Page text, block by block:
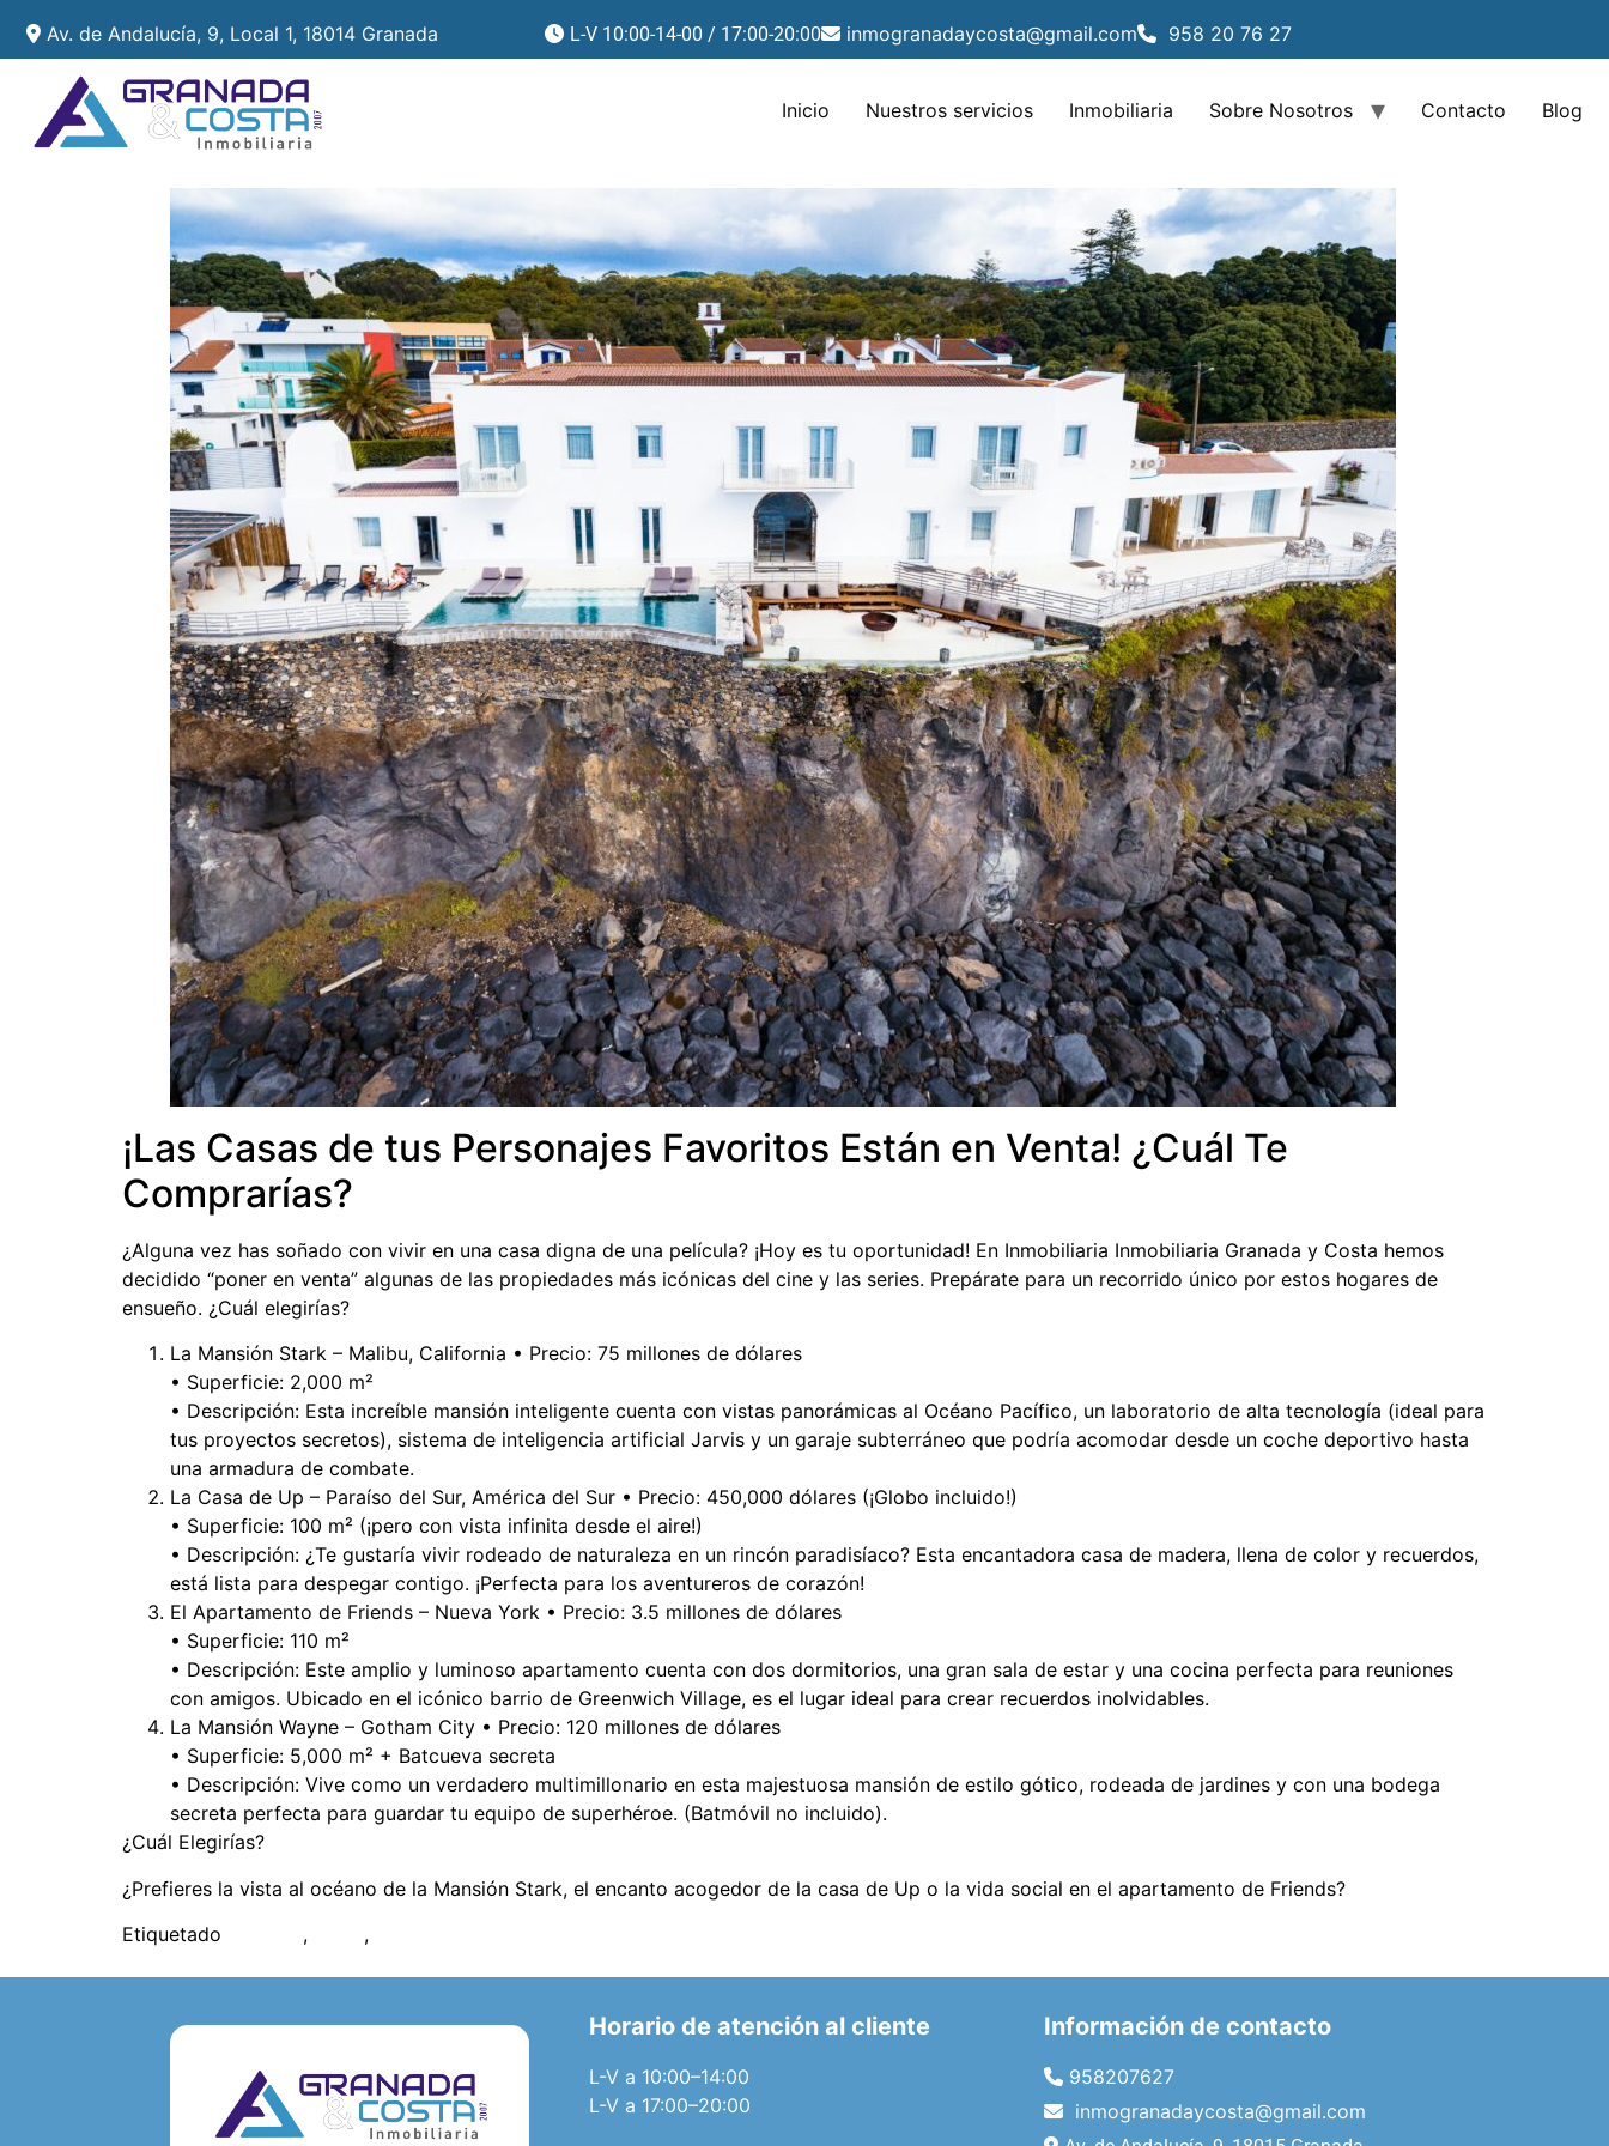
Av. de Andalucía, 9, Local 1, 18014 Granada L-V 10:00-14-00 / 17:00-20:00 inmogranadaycosta@gmail.com 958 20 76 27
Inicio Nuestros servicios Inmobiliaria Sobre Nosotros Contacto Blog
¡Las Casas de tus Personajes Favoritos Están en Venta! ¿Cuál Te
Comprarías?
¿Alguna vez has soñado con vivir en una casa digna de una película? ¡Hoy es tu oportunidad! En Inmobiliaria Inmobiliaria Granada y Costa hemos
decidido “poner en venta” algunas de las propiedades más icónicas del cine y las series. Prepárate para un recorrido único por estos hogares de
ensueño. ¿Cuál elegirías?
La Mansión Stark – Malibu, California • Precio: 75 millones de dólares
• Superficie: 2,000 m²
• Descripción: Esta increíble mansión inteligente cuenta con vistas panorámicas al Océano Pacífico, un laboratorio de alta tecnología (ideal para
tus proyectos secretos), sistema de inteligencia artificial Jarvis y un garaje subterráneo que podría acomodar desde un coche deportivo hasta
una armadura de combate.
La Casa de Up – Paraíso del Sur, América del Sur • Precio: 450,000 dólares (¡Globo incluido!)
• Superficie: 100 m² (¡pero con vista infinita desde el aire!)
• Descripción: ¿Te gustaría vivir rodeado de naturaleza en un rincón paradisíaco? Esta encantadora casa de madera, llena de color y recuerdos,
está lista para despegar contigo. ¡Perfecta para los aventureros de corazón!
El Apartamento de Friends – Nueva York • Precio: 3.5 millones de dólares
• Superficie: 110 m²
• Descripción: Este amplio y luminoso apartamento cuenta con dos dormitorios, una gran sala de estar y una cocina perfecta para reuniones
con amigos. Ubicado en el icónico barrio de Greenwich Village, es el lugar ideal para crear recuerdos inolvidables.
La Mansión Wayne – Gotham City • Precio: 120 millones de dólares
• Superficie: 5,000 m² + Batcueva secreta
• Descripción: Vive como un verdadero multimillonario en esta majestuosa mansión de estilo gótico, rodeada de jardines y con una bodega
secreta perfecta para guardar tu equipo de superhéroe. (Batmóvil no incluido).
¿Cuál Elegirías?
¿Prefieres la vista al océano de la Mansión Stark, el encanto acogedor de la casa de Up o la vida social en el apartamento de Friends?
Etiquetado
, ,
Horario de atención al cliente
L-V a 10:00–14:00
L-V a 17:00–20:00
Información de contacto
958207627
inmogranadaycosta@gmail.com